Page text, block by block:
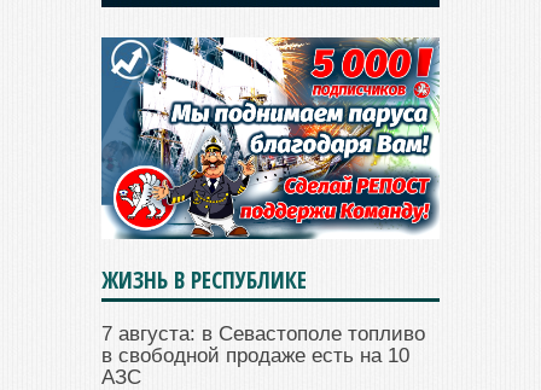
ЖИЗНЬ В РЕСПУБЛИКЕ
7 августа: в Севастополе топливо
в свободной продаже есть на 10
АЗС